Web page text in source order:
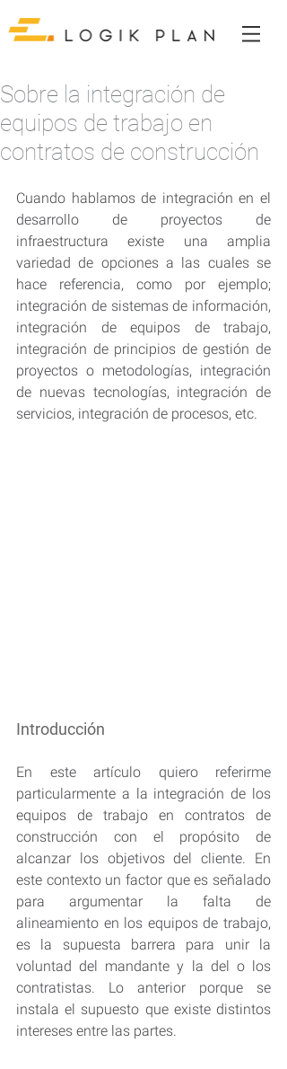
Sobre la integración de
equipos de trabajo en
contratos de construcción
Cuando hablamos de integración en el
desarrollo de proyectos de
infraestructura existe una amplia
variedad de opciones a las cuales se
hace referencia, como por ejemplo;
integración de sistemas de información,
integración de equipos de trabajo,
integración de principios de gestión de
proyectos o metodologías, integración
de nuevas tecnologías, integración de
servicios, integración de procesos, etc.
Introducción
En este artículo quiero referirme
particularmente a la integración de los
equipos de trabajo en contratos de
construcción con el propósito de
alcanzar los objetivos del cliente. En
este contexto un factor que es señalado
para argumentar la falta de
alineamiento en los equipos de trabajo,
es la supuesta barrera para unir la
voluntad del mandante y la del o los
contratistas. Lo anterior porque se
instala el supuesto que existe distintos
intereses entre las partes.